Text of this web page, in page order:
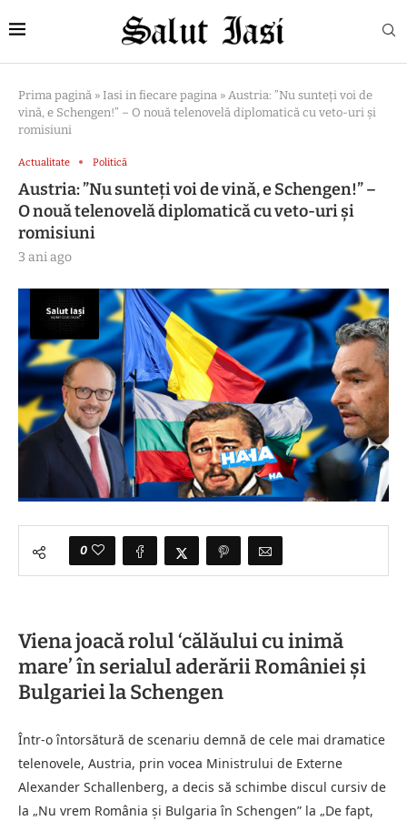
Prima pagină » Iasi in fiecare pagina » Austria: ”Nu sunteți voi de
vină, e Schengen!” – O nouă telenovelă diplomatică cu veto-uri și
romisiuni
Actualitate Politică
Austria: ”Nu sunteți voi de vină, e Schengen!” –
O nouă telenovelă diplomatică cu veto-uri și
romisiuni
3 ani ago
0
Viena joacă rolul ‘călăului cu inimă
mare’ în serialul aderării României și
Bulgariei la Schengen
Într-o întorsătură de scenariu demnă de cele mai dramatice
telenovele, Austria, prin vocea Ministrului de Externe
Alexander Schallenberg, a decis să schimbe discul cursiv de
la „Nu vrem România și Bulgaria în Schengen” la „De fapt,